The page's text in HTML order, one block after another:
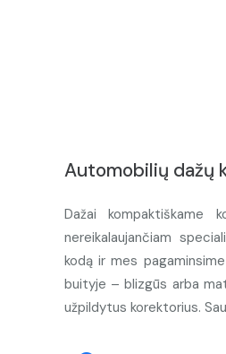
Automobilių dažų
Dažai kompaktiškame
nereikalaujančiam
kodą ir mes
buityje – blizgūs arba
užpildytus korektorius.